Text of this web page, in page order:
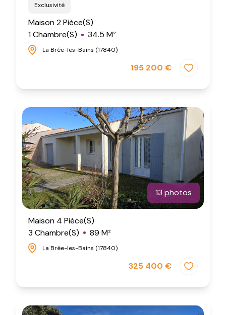
Exclusivité
Maison 2 Pièce(s)
1 Chambre(s)
34.5 M²
La Brée-les-Bains (17840)
195 200 €
13 photos
Maison 4 Pièce(s)
3 Chambre(s)
89 M²
La Brée-les-Bains (17840)
325 400 €